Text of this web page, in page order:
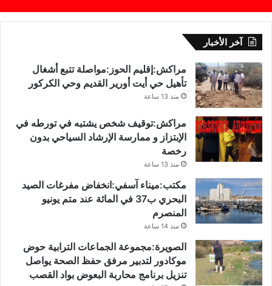
آخر الأخبار
مراكش:إقليم الحوز:مواصلة تتبع أشغال
تأهيل حي أيت أورير القديم وحي الكركور
منذ 13 ساعة
مراكش:توقيف شخص يشتبه في تورطه في
الإبتزاز و ممارسة الإرشاد السياحي بدون
رخصة
منذ 13 ساعة
مكتب:ميناء آسفي:انخفاض مفرغات الصيد
البحري ب37 في المائة عند متم يونيو
المنصرم
منذ 14 ساعة
الصويرة:مجموعة الجماعات الترابية حوض
موكادور لتدبير مرفق حفظ الصحة يواصل
تنزيل برنامج محاربة البعوض بواد القصب